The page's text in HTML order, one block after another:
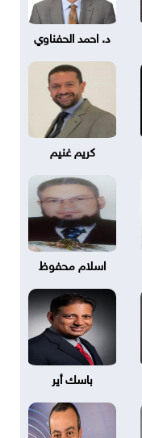
د. احمد الحفناوي
كريم غنيم
اسلام محفوظ
باسك أير